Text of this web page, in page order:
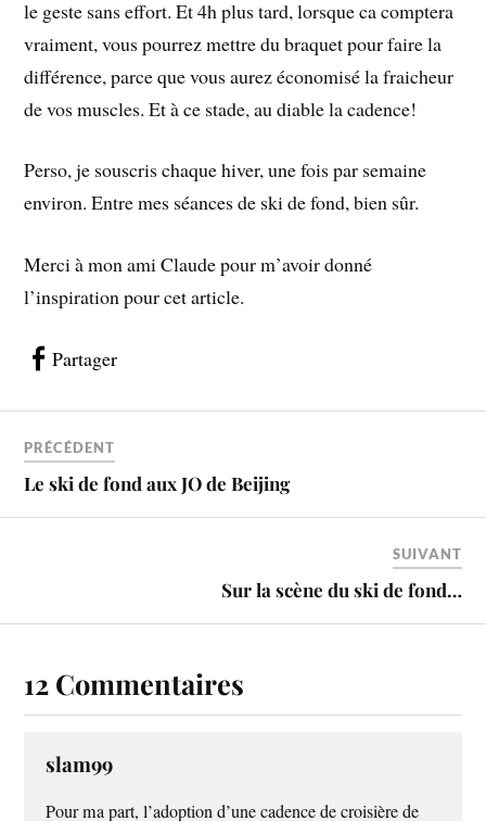
le geste sans effort. Et 4h plus tard, lorsque ca comptera
vraiment, vous pourrez mettre du braquet pour faire la
différence, parce que vous aurez économisé la fraicheur
de vos muscles. Et à ce stade, au diable la cadence!
Perso, je souscris chaque hiver, une fois par semaine
environ. Entre mes séances de ski de fond, bien sûr.
Merci à mon ami Claude pour m’avoir donné
l’inspiration pour cet article.
Partager
PRÉCÉDENT
Le ski de fond aux JO de Beijing
SUIVANT
Sur la scène du ski de fond…
12 Commentaires
slam99
Pour ma part, l’adoption d’une cadence de croisière de